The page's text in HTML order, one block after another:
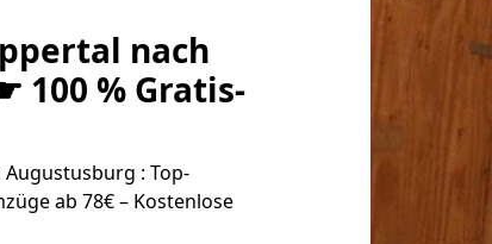
nach
100 % Gratis-
: Top-
ab 78€ – Kostenlose